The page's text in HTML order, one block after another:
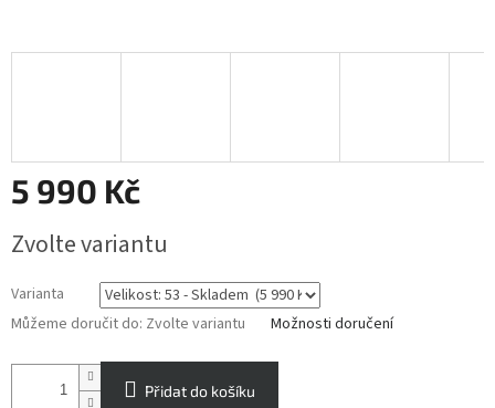
5 990 Kč
cena:
Zvolte variantu
Varianta
Můžeme doručit do: Zvolte variantu Možnosti doručení
Přidat do košíku